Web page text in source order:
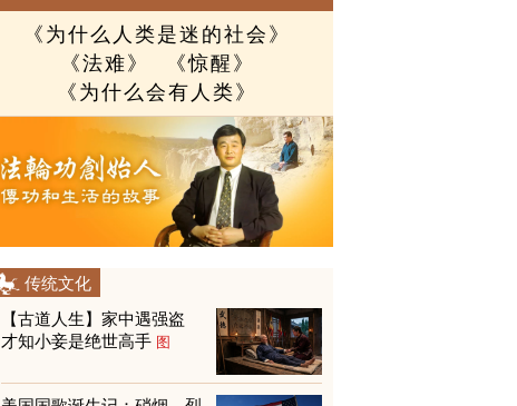
《为什么人类是迷的社会》
《法难》
《惊醒》
《为什么会有人类》
传统文化
【古道人生】家中遇强盗
才知小妾是绝世高手 图